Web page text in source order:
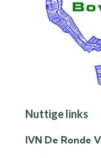
Nuttige links
IVN De Ronde